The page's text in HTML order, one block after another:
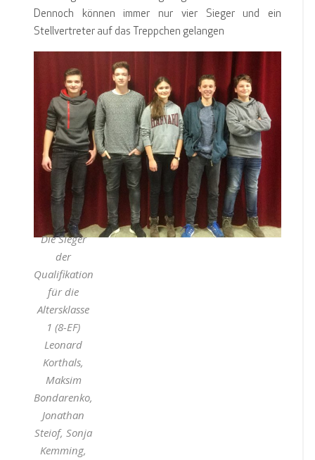
Dennoch können immer nur vier Sieger und ein
Stellvertreter auf das Treppchen gelangen
Die Sieger
der
Qualifikation
für die
Altersklasse
1 (8-EF)
Leonard
Korthals,
Maksim
Bondarenko,
Jonathan
Steiof, Sonja
Kemming,